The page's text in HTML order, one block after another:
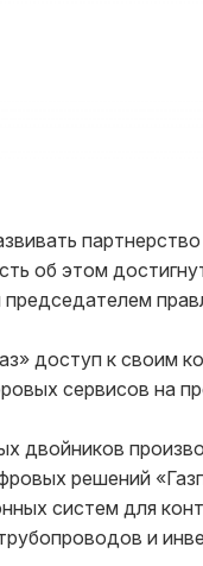
об этом
доступ к своим
сервисов на
двойников
решений
систем для
и